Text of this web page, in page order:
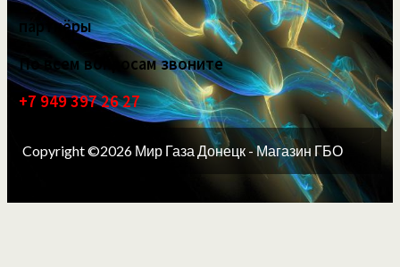
партнёры
По всем вопросам звоните
+7 949 397 26 27
Copyright ©2026 Мир Газа Донецк - Магазин ГБО